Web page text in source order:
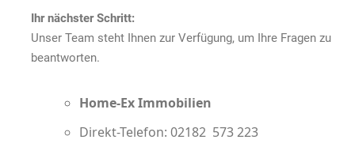
ab
Ihr nächster Schritt:
Unser Team steht Ihnen zur Verfügung, um Ihre Fragen zu
beantworten.
Home-Ex Immobilien
Direkt-Telefon: 02182 573 223